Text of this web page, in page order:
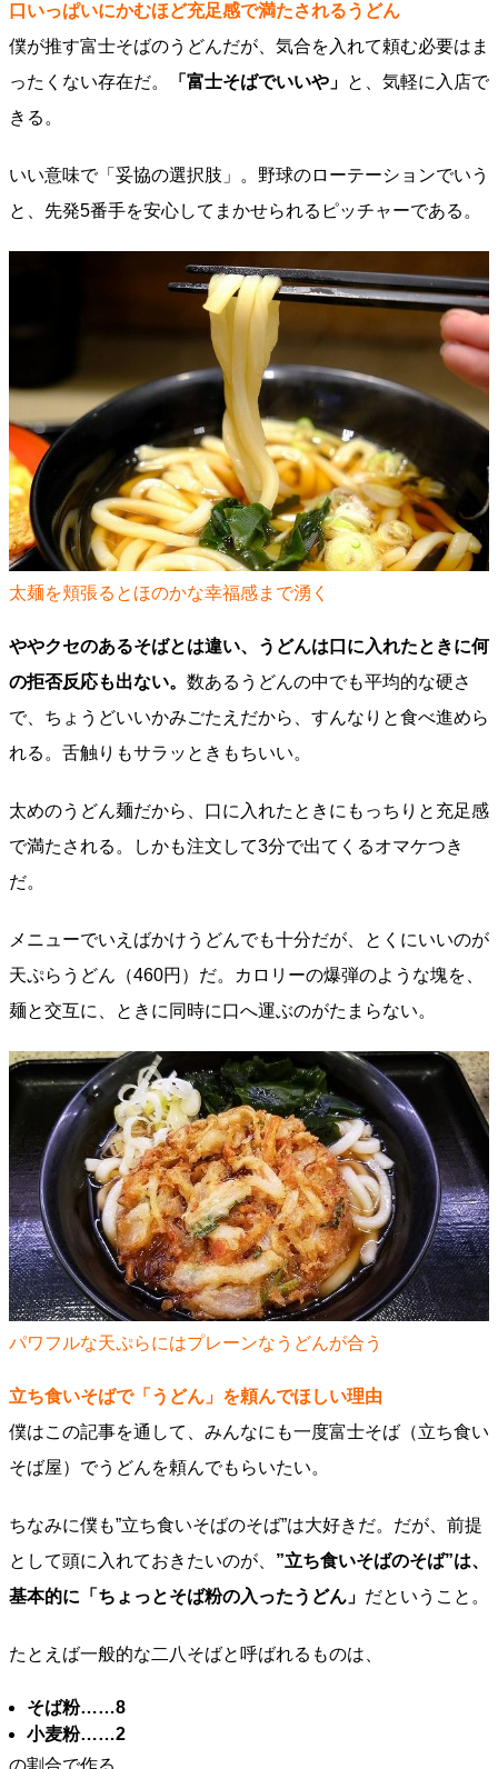
口いっぱいにかむほど充足感で満たされるうどん
僕が推す富士そばのうどんだが、気合を入れて頼む必要はま
ったくない存在だ。
「富士そばでいいや」 と、気軽に入店で
きる。
いい意味で「妥協の選択肢」。野球のローテーションでいう
と、先発5番手を安心してまかせられるピッチャーである。
太麺を頬張るとほのかな幸福感まで湧く​​​​
ややクセのあるそばとは違い、うどんは口に入れたときに何
の拒否反応も出ない。 数あるうどんの中でも平均的な硬さ
で、ちょうどいいかみごたえだから、すんなりと食べ進めら
れる。舌触りもサラッときもちいい。
太めのうどん麺だから、口に入れたときにもっちりと充足感
で満たされる。しかも注文して3分で出てくるオマケつき
だ。
メニューでいえばかけうどんでも十分だが、とくにいいのが
天ぷらうどん（460円）だ。カロリーの爆弾のような塊を、
麺と交互に、ときに同時に口へ運ぶのがたまらない。
パワフルな天ぷらにはプレーンなうどんが合う
立ち食いそばで「うどん」を頼んでほしい理由
僕はこの記事を通して、みんなにも一度富士そば（立ち食い
そば屋）でうどんを頼んでもらいたい。
ちなみに僕も”立ち食いそばのそば”は大好きだ。だが、前提
として頭に入れておきたいのが、 ”立ち食いそばのそば”は、
基本的に「ちょっとそば粉の入ったうどん」 だということ。
たとえば一般的な二八そばと呼ばれるものは、
そば粉……8
小麦粉……2
の割合で作る。